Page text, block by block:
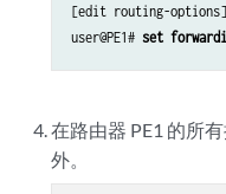
[edit routing-options]
user@PE1# set
在路由器 PE1 的所
外。